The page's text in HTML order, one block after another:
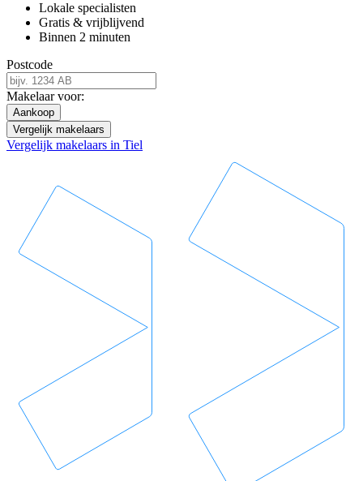
Lokale specialisten
Gratis & vrijblijvend
Binnen 2 minuten
Postcode
Makelaar voor:
Aankoop
Vergelijk makelaars
Vergelijk makelaars in Tiel